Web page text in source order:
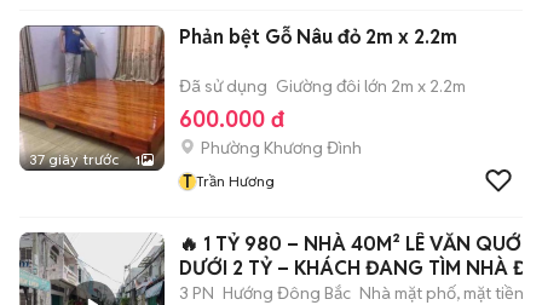
37 giây trước 1
Phản bệt Gỗ Nâu đỏ 2m x 2.2m
Đã sử dụng Giường đôi lớn 2m x 2.2m
600.000 đ
Phường Khương Đình
T Trần Hương
🔥 1 TỶ 980 – NHÀ 40M² LÊ VĂN QUỚI |
DƯỚI 2 TỶ – KHÁCH ĐANG TÌM NHÀ
3 PN Hướng Đông Bắc Nhà mặt phố, mặt tiền